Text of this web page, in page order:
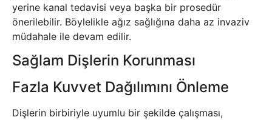
yerine kanal tedavisi veya başka bir prosedür
önerilebilir. Böylelikle ağız sağlığına daha az invaziv
müdahale ile devam edilir.
Sağlam Dişlerin Korunması
Fazla Kuvvet Dağılımını Önleme
Dişlerin birbiriyle uyumlu bir şekilde çalışması,